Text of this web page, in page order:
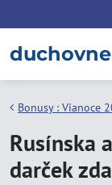
Bonusy : Vianoce
Rusínska
darček